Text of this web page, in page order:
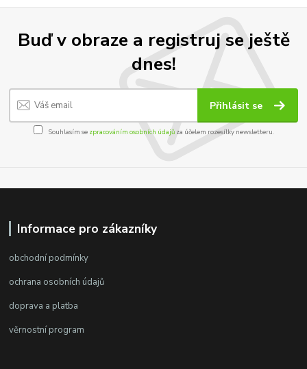
Buď v obraze a registruj se ještě
dnes!
Přihlásit se
Souhlasím se zpracováním osobních údajůza účelem rozesílky newsletteru.
Informace pro zákazníky
obchodní podmínky
ochrana osobních údajů
doprava a platba
věrnostní program